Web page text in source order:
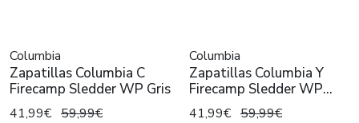
Columbia
Zapatillas Columbia C
Firecamp Sledder WP Gris
41,99€ 59,99€
Columbia
Zapatillas Columbia Y
Firecamp Sledder WP
Marino
41,99€ 59,99€